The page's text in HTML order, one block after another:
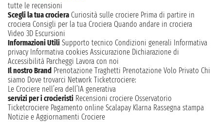
tutte le recensioni
Scegli la tua crociera Curiosità sulle crociere Prima di partire in
crociera Consigli per la tua Crociera Quando andare in crociera
Video 3D Escursioni
Informazioni Utili Supporto tecnico Condizioni generali Informativa
privacy Informativa cookies Assicurazione Dichiarazione di
Accessibilità Parcheggi Lavora con noi
Il nostro Brand Prenotazione Traghetti Prenotazione Volo Privato Chi
siamo Dove trovarci Network Ticketcrociere:
Le Crociere nell’era dell’IA generativa
servizi per i crocieristi Recensioni crociere Osservatorio
Ticketcrociere Pagamento online Scalapay Klarna Rassegna stampa
Notizie e Aggiornamenti Crociere